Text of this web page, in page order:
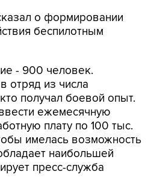
о формировании
беспилотным
- 900 человек.
отряд из числа
получал боевой опыт.
ежемесячную
плату по 100 тыс.
имелась возможность
наибольшей
пресс-служба